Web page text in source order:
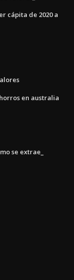
cápita de 2020 a
en australia
se extrae_